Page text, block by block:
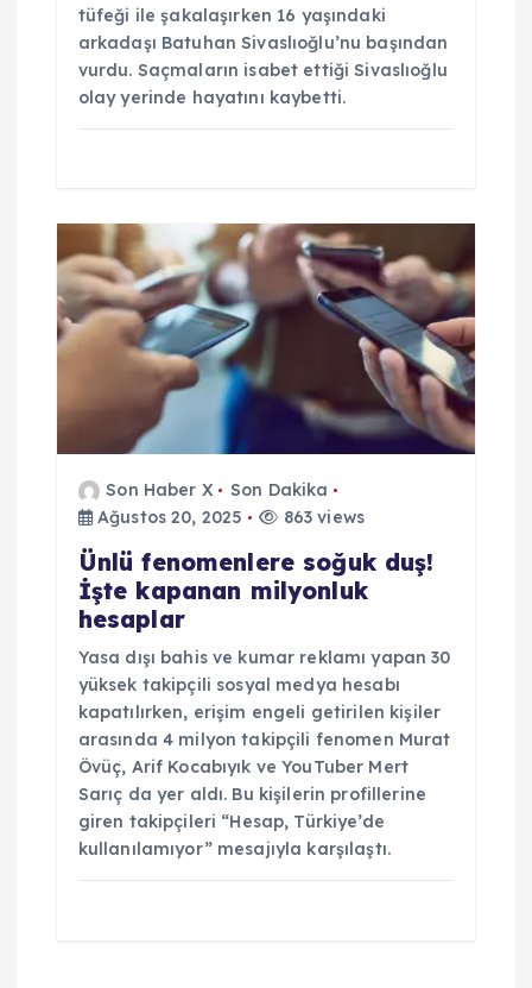
tüfeği ile şakalaşırken 16 yaşındaki
arkadaşı Batuhan Sivaslıoğlu’nu başından
vurdu. Saçmaların isabet ettiği Sivaslıoğlu
olay yerinde hayatını kaybetti.
Son Haber X
Son Dakika
Ağustos 20, 2025
863 views
Ünlü fenomenlere soğuk duş!
İşte kapanan milyonluk
hesaplar
Yasa dışı bahis ve kumar reklamı yapan 30
yüksek takipçili sosyal medya hesabı
kapatılırken, erişim engeli getirilen kişiler
arasında 4 milyon takipçili fenomen Murat
Övüç, Arif Kocabıyık ve YouTuber Mert
Sarıç da yer aldı. Bu kişilerin profillerine
giren takipçileri “Hesap, Türkiye’de
kullanılamıyor” mesajıyla karşılaştı.